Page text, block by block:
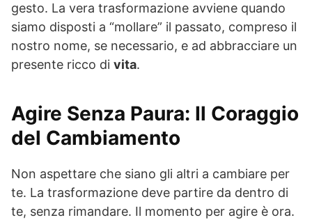
gesto. La vera trasformazione avviene quando
siamo disposti a “mollare” il passato, compreso il
nostro nome, se necessario, e ad abbracciare un
presente ricco di vita.
Agire Senza Paura: Il Coraggio
del Cambiamento
Non aspettare che siano gli altri a cambiare per
te. La trasformazione deve partire da dentro di
te, senza rimandare. Il momento per agire è ora.